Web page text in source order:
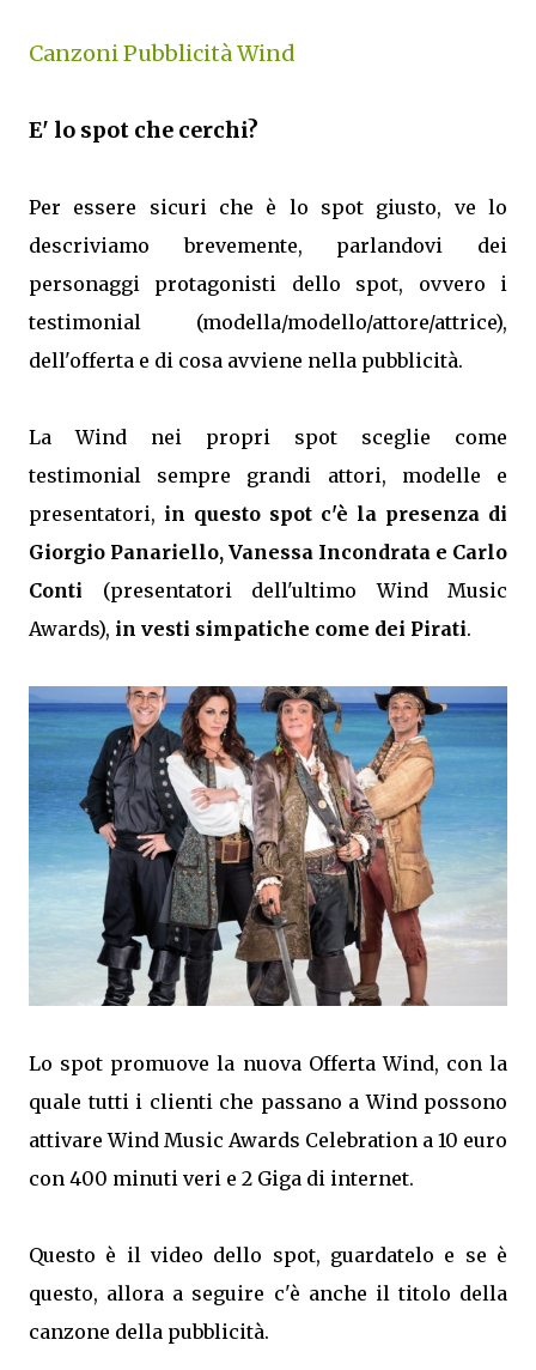
Canzoni Pubblicità Wind
E' lo spot che cerchi?
Per essere sicuri che è lo spot giusto, ve lo
descriviamo brevemente, parlandovi dei
personaggi protagonisti dello spot, ovvero i
testimonial (modella/modello/attore/attrice),
dell'offerta e di cosa avviene nella pubblicità.
La Wind nei propri spot sceglie come
testimonial sempre grandi attori, modelle e
presentatori, in questo spot c'è la presenza di
Giorgio Panariello, Vanessa Incondrata e Carlo
Conti (presentatori dell'ultimo Wind Music
Awards), in vesti simpatiche come dei Pirati.
Lo spot promuove la nuova Offerta Wind, con la
quale tutti i clienti che passano a Wind possono
attivare Wind Music Awards Celebration a 10 euro
con 400 minuti veri e 2 Giga di internet.
Questo è il video dello spot, guardatelo e se è
questo, allora a seguire c'è anche il titolo della
canzone della pubblicità.